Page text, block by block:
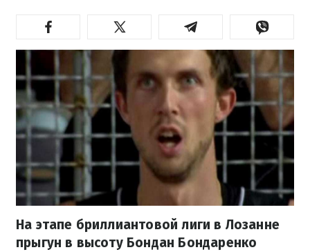
На этапе бриллиантовой лиги в Лозанне
прыгун в высоту Бондан Бондаренко